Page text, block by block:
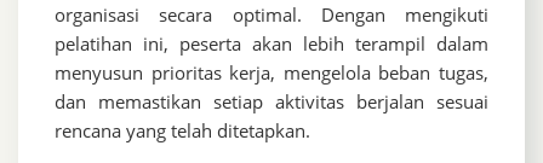
organisasi secara optimal. Dengan mengikuti
pelatihan ini, peserta akan lebih terampil dalam
menyusun prioritas kerja, mengelola beban tugas,
dan memastikan setiap aktivitas berjalan sesuai
rencana yang telah ditetapkan.